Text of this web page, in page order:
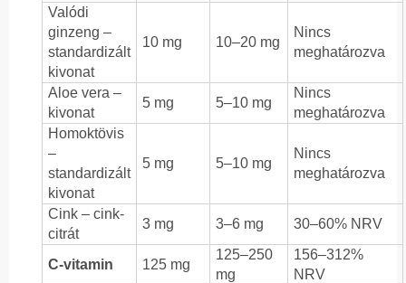
Valódi
ginzeng –
standardizált
kivonat
10 mg 10–20 mg
Nincs
meghatározva
Aloe vera –
kivonat
5 mg 5–10 mg
Nincs
meghatározva
Homoktövis
–
standardizált
kivonat
5 mg 5–10 mg
Nincs
meghatározva
Cink – cink-
citrát
3 mg 3–6 mg 30–60% NRV
C-vitamin 125 mg
125–250
mg
156–312%
NRV